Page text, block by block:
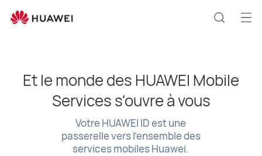
Et le monde des HUAWEI Mobile
Services s'ouvre à vous
Votre HUAWEI ID est une
passerelle vers l'ensemble des
services mobiles Huawei.